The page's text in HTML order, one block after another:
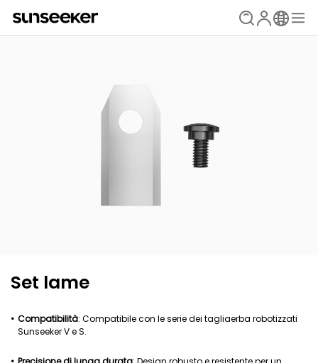
Set lame
Compatibilità: Compatibile con le serie dei tagliaerba robotizzati
Sunseeker V e S.